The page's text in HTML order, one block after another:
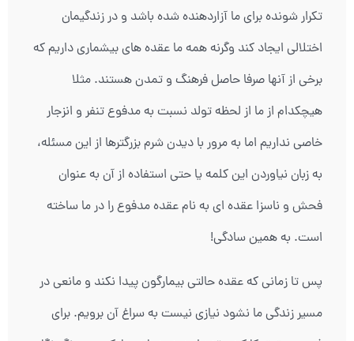
تکرار شونده برای ما آزاردهنده شده باشد و در زندگیمان
اختلالی ایجاد کند وگرنه همه ما عقده های بیشماری داریم که
برخی از آنها صرفا حاصل فرهنگ و تمدن هستند. مثلا
هیچکدام از ما از لحظه تولد نسبت به مدفوع تنفر و انزجار
خاصی نداریم اما به مرور با دیدن شرم بزرگترها از این مسئله،
به زبان نیاوردن این کلمه یا حتی استفاده از آن به عنوان
فحش و ناسزا عقده ای به نام عقده مدفوع را در ما ساخته
است. به همین سادگی!
پس تا زمانی که عقده حالتی بیمارگون پیدا نکند و مانعی در
مسیر زندگی ما نشود نیازی نیست به سراغ آن برویم. برای